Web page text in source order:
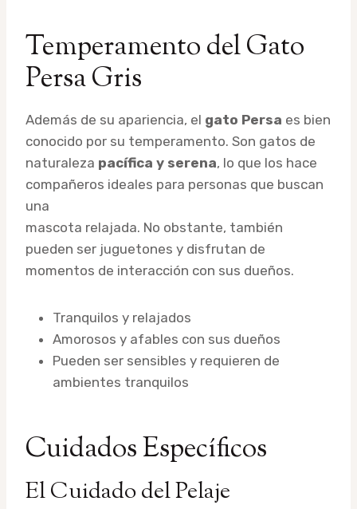
Temperamento del Gato
Persa Gris
Además de su apariencia, el gato Persa es bien
conocido por su temperamento. Son gatos de
naturaleza pacífica y serena, lo que los hace
compañeros ideales para personas que buscan
una
mascota relajada. No obstante, también
pueden ser juguetones y disfrutan de
momentos de interacción con sus dueños.
Tranquilos y relajados
Amorosos y afables con sus dueños
Pueden ser sensibles y requieren de
ambientes tranquilos
Cuidados Específicos
El Cuidado del Pelaje